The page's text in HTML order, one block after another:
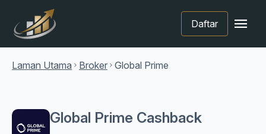
Daftar menu
Laman Utama chevron_right Broker chevron_right Global Prime
Global Prime Cashback